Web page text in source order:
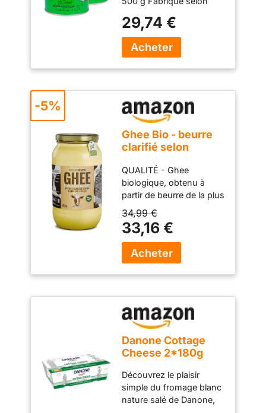
Le goût légèrement doux
et noisette affine de
nombreux aliments
beurre ghee pur est idéal
pour cuisiner, rôtir, cuire
au four et tartiner sur le
29,74 €
Ghee Bio - beurre
clarifié selon
ayurvédique -
uniquement à partir
du lait de vaches au
pâturage -
extrêmement
digestible sans
lactose -
Exponatura (850 g,
Ghee)
QUALITÉ - Ghee
biologique, obtenu à
partir de beurre de la plus
haute qualité provenant
uniquement de vaches
élevées à pâturage.
Authentique, élaboré
selon la recette
conservateurs ni additifs.
Authentique, 100% pure.
Nourrissant et sain
34,99 €
33,16 €
-5%
Danone Cottage
Cheese 2*180g
Découvrez le plaisir
simple du fromage blanc
nature salé de Danone,